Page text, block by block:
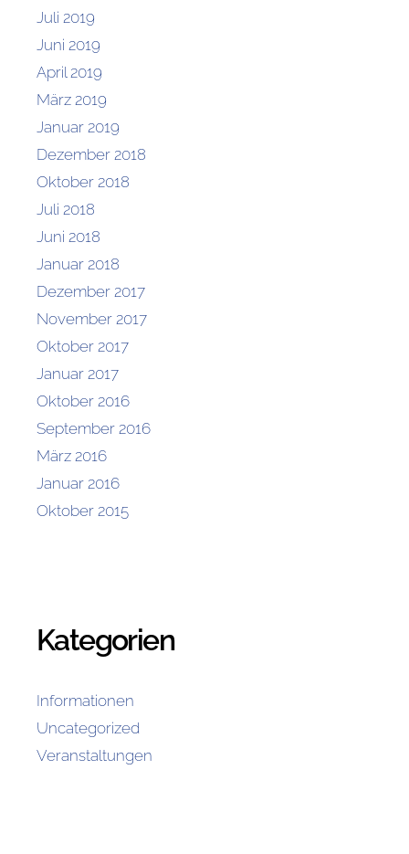
Juli 2019
Juni 2019
April 2019
März 2019
Januar 2019
Dezember 2018
Oktober 2018
Juli 2018
Juni 2018
Januar 2018
Dezember 2017
November 2017
Oktober 2017
Januar 2017
Oktober 2016
September 2016
März 2016
Januar 2016
Oktober 2015
Kategorien
Informationen
Uncategorized
Veranstaltungen